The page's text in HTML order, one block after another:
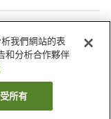
務
酒店
我們網站的表
和分析合作夥伴
所有